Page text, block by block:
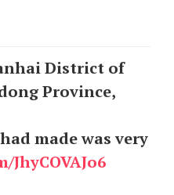
District of
Province,
made was very